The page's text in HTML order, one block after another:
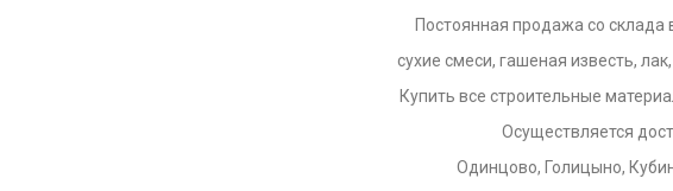
Постоянная продажа со склада
сухие смеси, гашеная известь,
Купить все строительные
Осуществляется
Одинцово, Голицыно,